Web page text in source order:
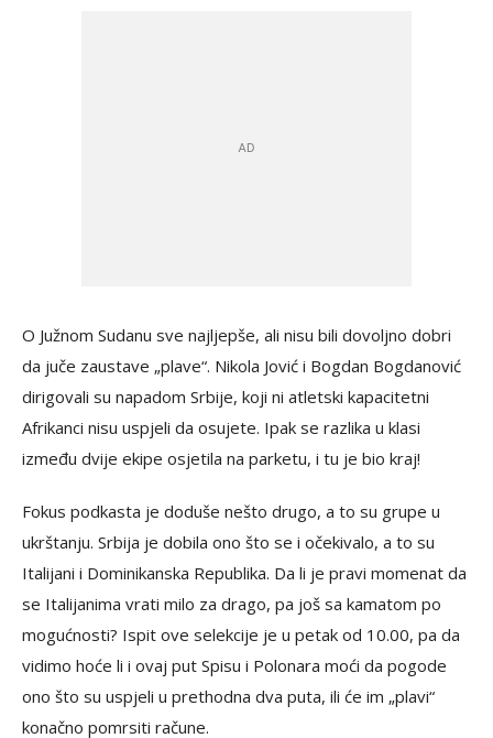
O Južnom Sudanu sve najljepše, ali nisu bili dovoljno dobri
da juče zaustave „plave“. Nikola Jović i Bogdan Bogdanović
dirigovali su napadom Srbije, koji ni atletski kapacitetni
Afrikanci nisu uspjeli da osujete. Ipak se razlika u klasi
između dvije ekipe osjetila na parketu, i tu je bio kraj!
Fokus podkasta je doduše nešto drugo, a to su grupe u
ukrštanju. Srbija je dobila ono što se i očekivalo, a to su
Italijani i Dominikanska Republika. Da li je pravi momenat da
se Italijanima vrati milo za drago, pa još sa kamatom po
mogućnosti? Ispit ove selekcije je u petak od 10.00, pa da
vidimo hoće li i ovaj put Spisu i Polonara moći da pogode
ono što su uspjeli u prethodna dva puta, ili će im „plavi“
konačno pomrsiti račune.